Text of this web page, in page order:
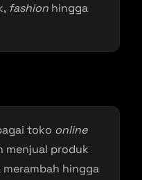
fashion hingga
toko online
menjual produk
hingga